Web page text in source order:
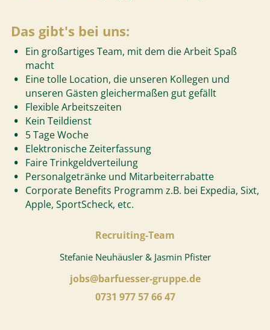
Das gibt's bei uns:
Ein großartiges Team, mit dem die Arbeit Spaß
macht
Eine tolle Location, die unseren Kollegen und
unseren Gästen gleichermaßen gut gefällt
Flexible Arbeitszeiten
Kein Teildienst
5 Tage Woche
Elektronische Zeiterfassung
Faire Trinkgeldverteilung
Personalgetränke und Mitarbeiterrabatte
Corporate Benefits Programm z.B. bei Expedia, Sixt,
Apple, SportScheck, etc.
Recruiting-Team
Stefanie Neuhäusler & Jasmin Pfister
jobs@barfuesser-gruppe.de
0731 977 57 66 47